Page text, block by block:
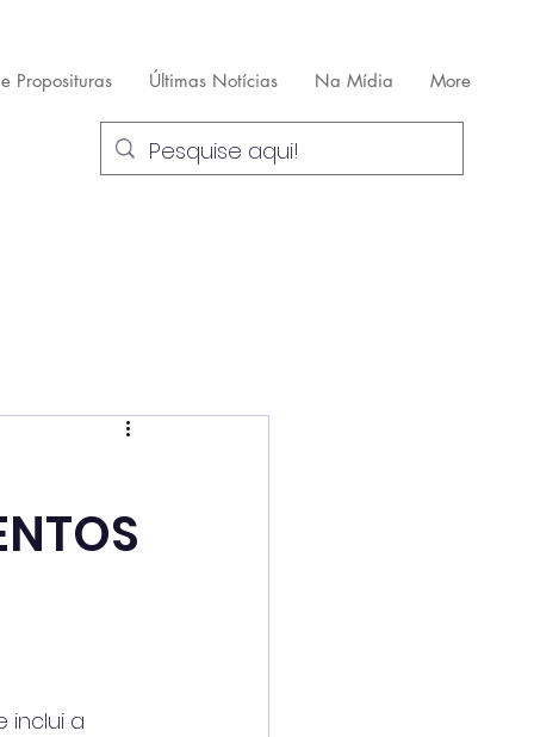
Proposituras Últimas Notícias Na Mídia More
inclui a